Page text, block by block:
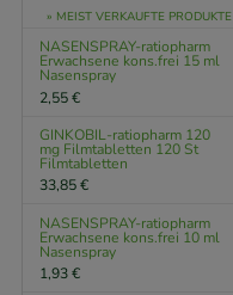
» MEIST VERKAUFTE PRODUKTE
NASENSPRAY-ratiopharm
Erwachsene kons.frei 15 ml
Nasenspray
2,55 €
GINKOBIL-ratiopharm 120
mg Filmtabletten 120 St
Filmtabletten
33,85 €
NASENSPRAY-ratiopharm
Erwachsene kons.frei 10 ml
Nasenspray
1,93 €